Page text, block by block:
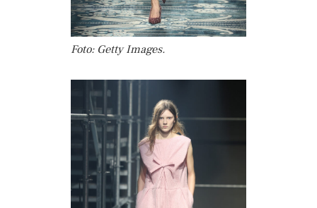
Foto: Getty Images.